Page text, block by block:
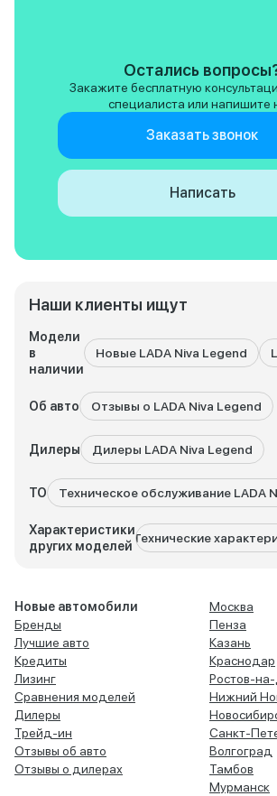
Наши клиенты ищут
Модели
в
наличии
Новые LADA Niva Legend
Об авто Отзывы о LADA Niva Legend
Дилеры Дилеры LADA Niva Legend
ТО Техническое обслуживание LADA
Характеристики
других моделей
Технические
Остались
Закажите бесплатную
специалиста или напишите
Заказать звонок
Написать
Новые автомобили
Бренды
Лучшие авто
Кредиты
Лизинг
Сравнения моделей
Дилеры
Трейд-ин
Отзывы об авто
Отзывы о дилерах
Москва
Пенза
Казань
Краснодар
Ростов-
Нижний
Санкт-
Волгоград
Тамбов
Мурманск